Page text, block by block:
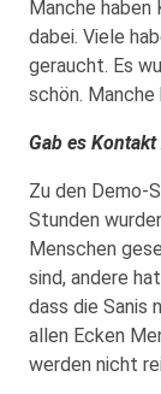
Manche
dabei. Viele
geraucht. Es
schön. Manche
Gab es
Zu den Demo-
Stunden
Menschen
sind, andere
dass die Sanis
allen Ecken
werden nicht